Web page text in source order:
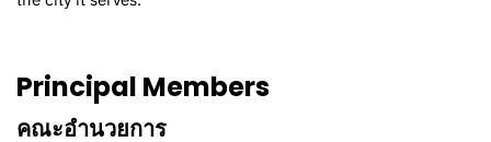
Principal Members
คณะอำนวยการ